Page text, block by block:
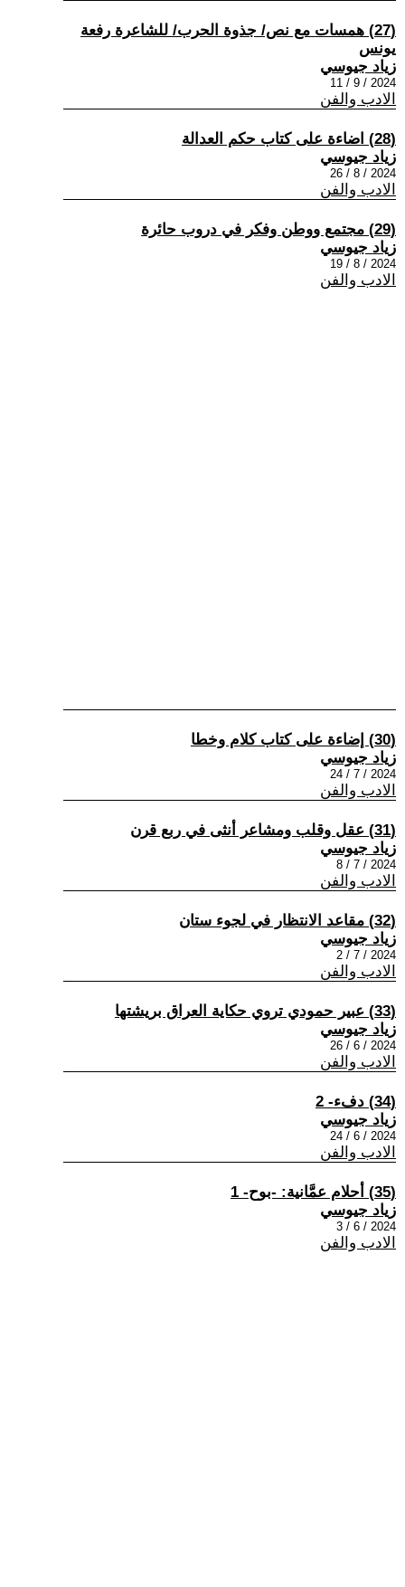
(27) همسات مع نص/ جذوة الحرب/ للشاعرة رفعة
يونس
زياد جيوسي
2024 / 9 / 11
الادب والفن
(28) اضاءة على كتاب حكم العدالة
زياد جيوسي
2024 / 8 / 26
الادب والفن
(29) مجتمع ووطن وفكر في دروب حائرة
زياد جيوسي
2024 / 8 / 19
الادب والفن
(30) إضاءة على كتاب كلام وخطا
زياد جيوسي
2024 / 7 / 24
الادب والفن
(31) عقل وقلب ومشاعر أنثى في ربع قرن
زياد جيوسي
2024 / 7 / 8
الادب والفن
(32) مقاعد الانتظار في لجوء ستان
زياد جيوسي
2024 / 7 / 2
الادب والفن
(33) عبير حمودي تروي حكاية العراق بريشتها
زياد جيوسي
2024 / 6 / 26
الادب والفن
(34) دفء- 2
زياد جيوسي
2024 / 6 / 24
الادب والفن
(35) أحلام عمَّانية: -بوح- 1
زياد جيوسي
2024 / 6 / 3
الادب والفن